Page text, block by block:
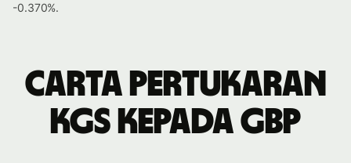
-0.370%.
Carta pertukaran
KGS kepada GBP